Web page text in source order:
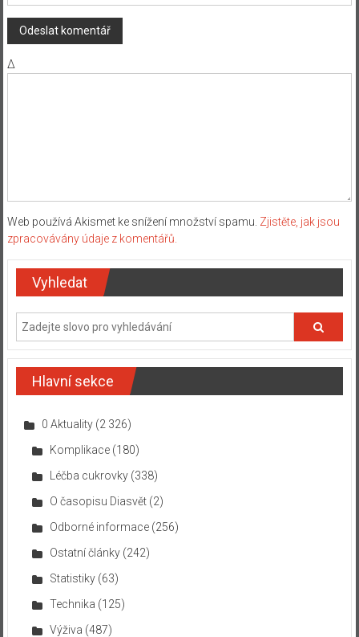
Δ
Web používá Akismet ke snížení množství spamu. Zjistěte, jak jsou
zpracovávány údaje z komentářů.
Vyhledat
Hlavní sekce
0 Aktuality(2 326)
Komplikace(180)
Léčba cukrovky(338)
O časopisu Diasvět(2)
Odborné informace(256)
Ostatní články(242)
Statistiky(63)
Technika (125)
Výživa (487)